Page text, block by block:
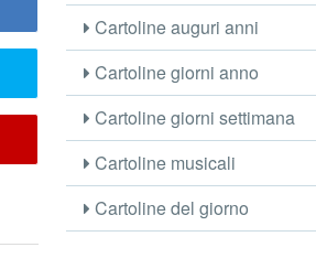
Cartoline auguri anni
Cartoline giorni anno
Cartoline giorni settimana
Cartoline musicali
Cartoline del giorno